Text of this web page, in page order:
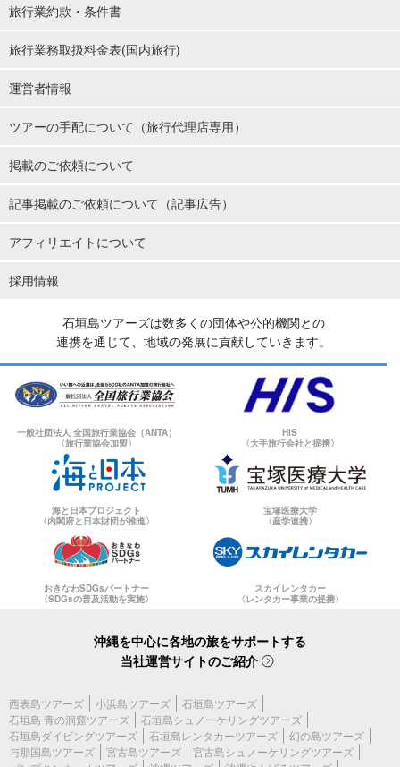
旅行業約款・条件書
旅行業務取扱料金表(国内旅行)
運営者情報
ツアーの手配について（旅行代理店専用）
掲載のご依頼について
記事掲載のご依頼について（記事広告）
アフィリエイトについて
採用情報
石垣島ツアーズは数多くの団体や公的機関との
連携を通じて、地域の発展に貢献していきます。
一般社団法人 全国旅行業協会（ANTA）
〈旅行業協会加盟〉
HIS
〈大手旅行会社と提携〉
海と日本プロジェクト
〈内閣府と日本財団が推進〉
宝塚医療大学
〈産学連携〉
おきなわSDGsパートナー
〈SDGsの普及活動を実施〉
スカイレンタカー
〈レンタカー事業の提携〉
沖縄を中心に各地の旅をサポートする
当社運営サイトのご紹介
西表島ツアーズ 小浜島ツアーズ
石垣島ツアーズ
石垣島 青の洞窟ツアーズ
石垣島シュノーケリングツアーズ
石垣島ダイビングツアーズ
石垣島レンタカーツアーズ
幻の島ツアーズ
与那国島ツアーズ
宮古島ツアーズ
宮古島シュノーケリングツアーズ